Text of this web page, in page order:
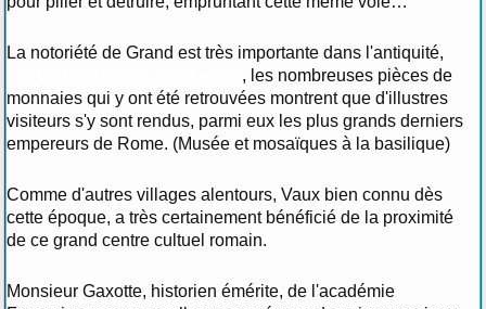
La notoriété de Grand est très importante dans l'antiquité,
, les nombreuses pièces de
monnaies qui y ont été retrouvées montrent que d'illustres
visiteurs s'y sont rendus, parmi eux les plus grands derniers
empereurs de Rome. (Musée et mosaïques à la basilique)
Comme d'autres villages alentours, Vaux bien connu dès
cette époque, a très certainement bénéficié de la proximité
de ce grand centre cultuel romain.
Monsieur Gaxotte, historien émérite, de l'académie